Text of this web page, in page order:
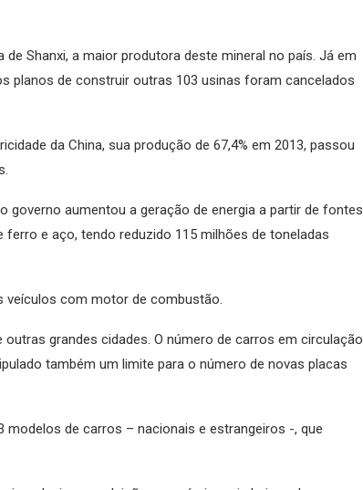
Shanxi, a maior produtora deste mineral no país. Já em
planos de construir outras 103 usinas foram cancelados
da China, sua produção de 67,4% em 2013, passou
aumentou a geração de energia a partir de fontes
e aço, tendo reduzido 115 milhões de toneladas
veículos com motor de combustão.
grandes cidades. O número de carros em circulação
também um limite para o número de novas placas
modelos de carros – nacionais e estrangeiros -, que